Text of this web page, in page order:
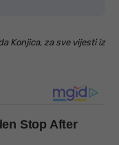
Konjica, za sve vijesti iz